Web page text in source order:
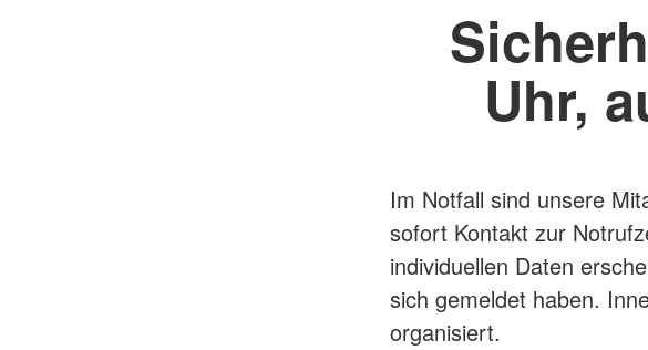
Uhr,
Im Notfall sind unsere
sofort Kontakt zur
individuellen Daten
sich gemeldet haben.
organisiert.